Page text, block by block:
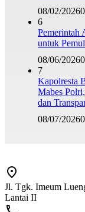
08/02/2026
6
Pemerintah
untuk
08/06/2026
7
Kapolresta
Mabes
dan
08/07/2026
Jl. Tgk. Imeum
Lantai II